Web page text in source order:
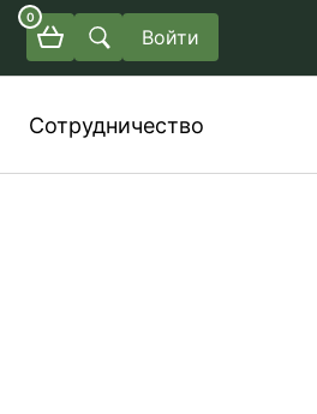
0
Войти
Сотрудничество